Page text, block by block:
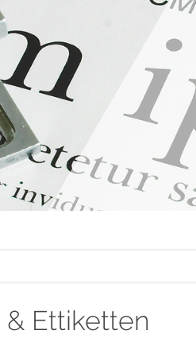
Ettiketten